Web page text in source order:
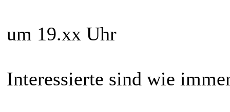
um 19.xx Uhr
Interessierte sind wie